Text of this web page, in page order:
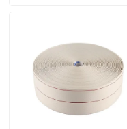
गर्म पिघल चिपकने वाला टेप